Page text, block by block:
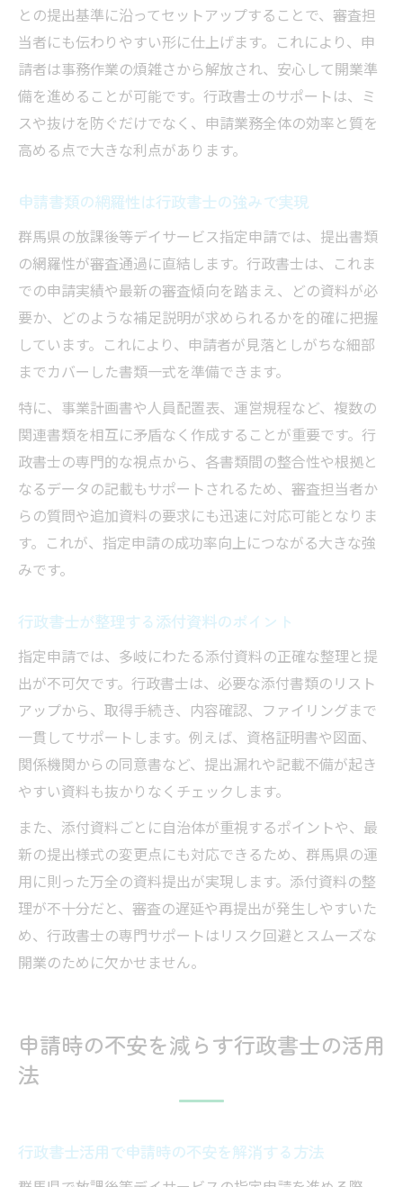
との提出基準に沿ってセットアップすることで、審査担
当者にも伝わりやすい形に仕上げます。これにより、申
請者は事務作業の煩雑さから解放され、安心して開業準
備を進めることが可能です。行政書士のサポートは、ミ
スや抜けを防ぐだけでなく、申請業務全体の効率と質を
高める点で大きな利点があります。
申請書類の網羅性は行政書士の強みで実現
群馬県の放課後等デイサービス指定申請では、提出書類
の網羅性が審査通過に直結します。行政書士は、これま
での申請実績や最新の審査傾向を踏まえ、どの資料が必
要か、どのような補足説明が求められるかを的確に把握
しています。これにより、申請者が見落としがちな細部
までカバーした書類一式を準備できます。
特に、事業計画書や人員配置表、運営規程など、複数の
関連書類を相互に矛盾なく作成することが重要です。行
政書士の専門的な視点から、各書類間の整合性や根拠と
なるデータの記載もサポートされるため、審査担当者か
らの質問や追加資料の要求にも迅速に対応可能となりま
す。これが、指定申請の成功率向上につながる大きな強
みです。
行政書士が整理する添付資料のポイント
指定申請では、多岐にわたる添付資料の正確な整理と提
出が不可欠です。行政書士は、必要な添付書類のリスト
アップから、取得手続き、内容確認、ファイリングまで
一貫してサポートします。例えば、資格証明書や図面、
関係機関からの同意書など、提出漏れや記載不備が起き
やすい資料も抜かりなくチェックします。
また、添付資料ごとに自治体が重視するポイントや、最
新の提出様式の変更点にも対応できるため、群馬県の運
用に則った万全の資料提出が実現します。添付資料の整
理が不十分だと、審査の遅延や再提出が発生しやすいた
め、行政書士の専門サポートはリスク回避とスムーズな
開業のために欠かせません。
申請時の不安を減らす行政書士の活用
法
行政書士活用で申請時の不安を解消する方法